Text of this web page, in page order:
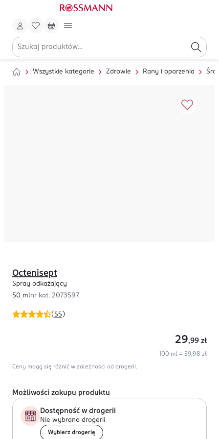
Wszystkie kategorie Zdrowie Rany i oparzenia
( 55 )
Octenisept
Spray odkażający
50 mlnr kat. 2073597
29,99 zł
100 ml = 59,98 zł
Ceny mogą się różnić w zależności od drogerii.
Możliwości zakupu produktu
Dostępność w drogerii
Nie wybrano drogerii
Wybierz drogerię